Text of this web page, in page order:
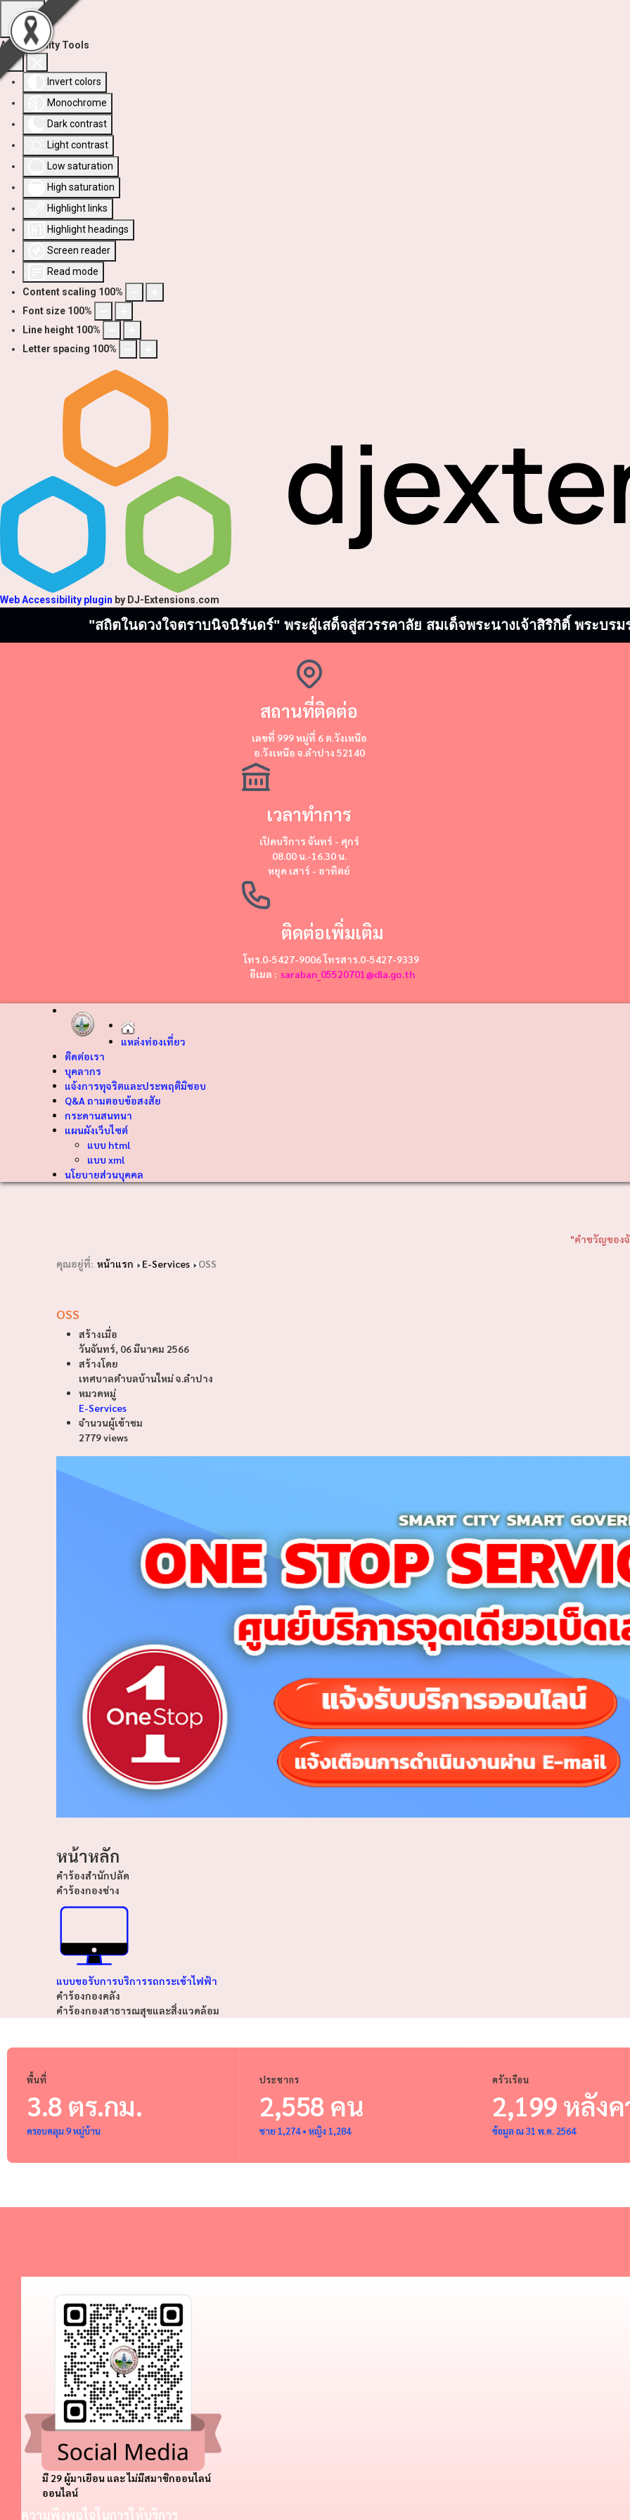
Accessibility Tools
Invert colors
Monochrome
Dark contrast
Light contrast
Low saturation
High saturation
Highlight links
Highlight headings
Screen reader
Read mode
Content scaling 100%
Font size 100%
Line height 100%
Letter spacing 100%
Web Accessibility plugin by DJ-Extensions.com
"สถิตในดวงใจตราบนิจนิรันดร์" พระผู้เสด็จสู่สวรรคาลัย สมเด็จพระนางเจ้าสิริกิติ์ พระบ
สถานที่ติดต่อ
​​เลขที่ 999 หมู่ที่ 6 ต.วังเหนือ
อ.วังเหนือ จ.ลำปาง 52140
เวลาทำการ
เปิดบริการ จันทร์ - ศุกร์
08.00 น.-16.30 น.
หยุด เสาร์ - อาทิตย์
ติดต่อเพิ่มเติม
โทร.0-5427-9006 โทรสาร.0-5427-9339
อีเมล :saraban_05520701@dla.go.th
แหล่งท่องเที่ยว
ติดต่อเรา
บุคลากร
แจ้งการทุจริตและประพฤติมิชอบ
Q&A ถามตอบข้อสงสัย
กระดานสนทนา
แผนผังเว็บไซต์
แบบ html
แบบ xml
นโยบายส่วนบุคคล
"คำขวัญของจังหวัดลำปา
คุณอยู่ที่: หน้าแรก E-Services OSS
OSS
สร้างเมื่อ
วันจันทร์, 06 มีนาคม 2566
สร้างโดย
เทศบาลตำบลบ้านใหม่ จ.ลำปาง
หมวดหมู่
E-Services
จำนวนผู้เข้าชม
2779 views
หน้าหลัก
คำร้องสำนักปลัด
คำร้องกองช่าง
แบบขอรับการบริการรถกระเช้าไฟฟ้า
คำร้องกองคลัง
คำร้องกองสาธารณสุขและสิ่งแวดล้อม
พื้นที่
3.8 ตร.กม.
ครอบคลุม 9 หมู่บ้าน
ประชากร
2,558 คน
ชาย 1,274 • หญิง 1,284
ครัวเรือน
2,199 หลังค
ข้อมูล ณ 31 พ.ค. 2564
มี 29 ผู้มาเยือน และ ไม่มีสมาชิกออนไลน์
ออนไลน์
ความพึงพอใจในการให้บริการ